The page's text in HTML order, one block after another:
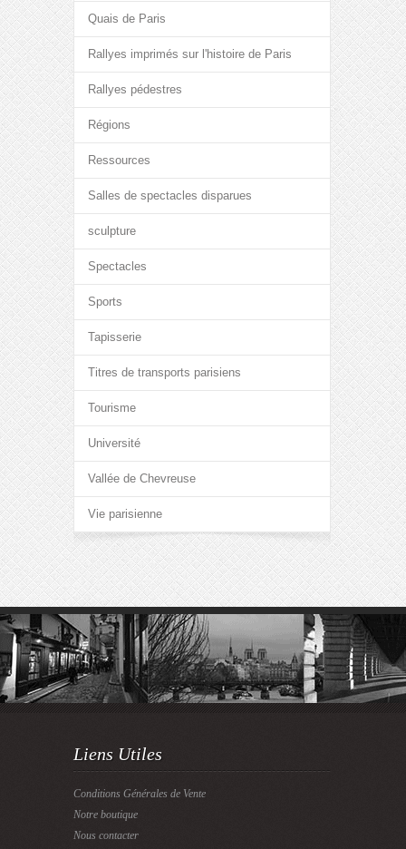
Quais de Paris
Rallyes imprimés sur l'histoire de Paris
Rallyes pédestres
Régions
Ressources
Salles de spectacles disparues
sculpture
Spectacles
Sports
Tapisserie
Titres de transports parisiens
Tourisme
Université
Vallée de Chevreuse
Vie parisienne
Liens Utiles
Conditions Générales de Vente
Notre boutique
Nous contacter